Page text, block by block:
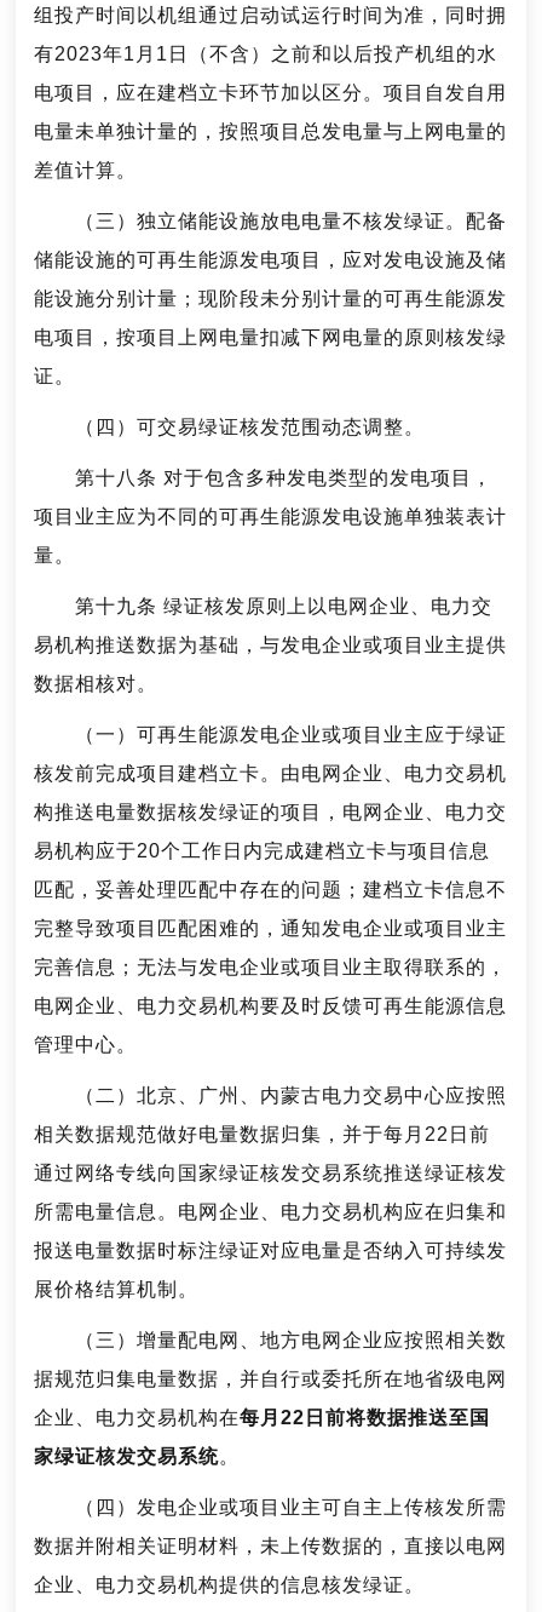
组投产时间以机组通过启动试运行时间为准，同时拥
有2023年1月1日（不含）之前和以后投产机组的水
电项目，应在建档立卡环节加以区分。项目自发自用
电量未单独计量的，按照项目总发电量与上网电量的
差值计算。
（三）独立储能设施放电电量不核发绿证。配备
储能设施的可再生能源发电项目，应对发电设施及储
能设施分别计量；现阶段未分别计量的可再生能源发
电项目，按项目上网电量扣减下网电量的原则核发绿
证。
（四）可交易绿证核发范围动态调整。
第十八条 对于包含多种发电类型的发电项目，
项目业主应为不同的可再生能源发电设施单独装表计
量。
第十九条 绿证核发原则上以电网企业、电力交
易机构推送数据为基础，与发电企业或项目业主提供
数据相核对。
（一）可再生能源发电企业或项目业主应于绿证
核发前完成项目建档立卡。由电网企业、电力交易机
构推送电量数据核发绿证的项目，电网企业、电力交
易机构应于20个工作日内完成建档立卡与项目信息
匹配，妥善处理匹配中存在的问题；建档立卡信息不
完整导致项目匹配困难的，通知发电企业或项目业主
完善信息；无法与发电企业或项目业主取得联系的，
电网企业、电力交易机构要及时反馈可再生能源信息
管理中心。
（二）北京、广州、内蒙古电力交易中心应按照
相关数据规范做好电量数据归集，并于每月22日前
通过网络专线向国家绿证核发交易系统推送绿证核发
所需电量信息。电网企业、电力交易机构应在归集和
报送电量数据时标注绿证对应电量是否纳入可持续发
展价格结算机制。
（三）增量配电网、地方电网企业应按照相关数
据规范归集电量数据，并自行或委托所在地省级电网
企业、电力交易机构在每月22日前将数据推送至国
家绿证核发交易系统。
（四）发电企业或项目业主可自主上传核发所需
数据并附相关证明材料，未上传数据的，直接以电网
企业、电力交易机构提供的信息核发绿证。